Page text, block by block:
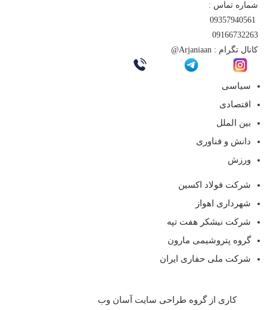
شماره تماس :
09166732263
کانال تگرام : Arjaniaan@
سیاسی
اقتصادی
بین الملل
دانش و فناوری
ورزش
شرکت فولاد اکسین
شهرداری اهواز
شرکت نیشکر هفت تپه
گروه پتروشیمی مارون
شرکت ملی حفاری ایران
کاری از گروه طراحی سایت آسان وب